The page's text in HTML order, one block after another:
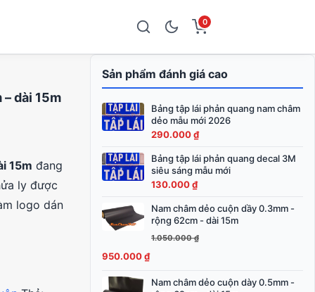
0
dài 15m
15m đang
ly được
logo dán
Sản phẩm đánh giá cao
Bảng tập lái phản quang nam châm
dẻo mẫu mới 2026
290.000₫
Bảng tập lái phản quang decal 3M
siêu sáng mẫu mới
130.000₫
Nam châm dẻo cuộn dầy 0.3mm -
rộng 62cm - dài 15m
1.050.000₫
Giá
gốc
1.050.000 ₫.
950.000₫
Giá
hiện
là:
950.000 ₫.Nam châm dẻo cuộn dày 0.5mm -
Giá
Giá